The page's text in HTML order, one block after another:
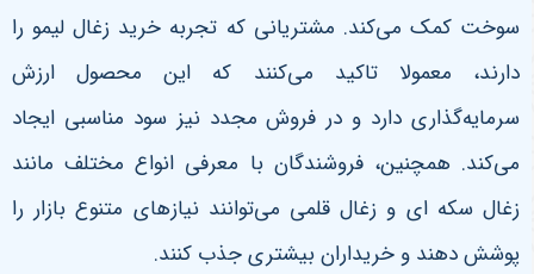
سوخت کمک می‌کند. مشتریانی که تجربه خرید زغال لیمو را
دارند، معمولا تاکید می‌کنند که این محصول ارزش
سرمایه‌گذاری دارد و در فروش مجدد نیز سود مناسبی ایجاد
می‌کند. همچنین، فروشندگان با معرفی انواع مختلف مانند
زغال سکه ای و زغال قلمی می‌توانند نیازهای متنوع بازار را
پوشش دهند و خریداران بیشتری جذب کنند.